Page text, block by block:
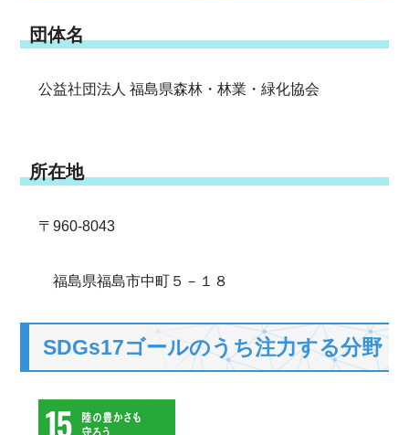
団体名
公益社団法人 福島県森林・林業・緑化協会
所在地
〒960-8043
福島県福島市中町５－１８
SDGs17ゴールのうち注力する分野